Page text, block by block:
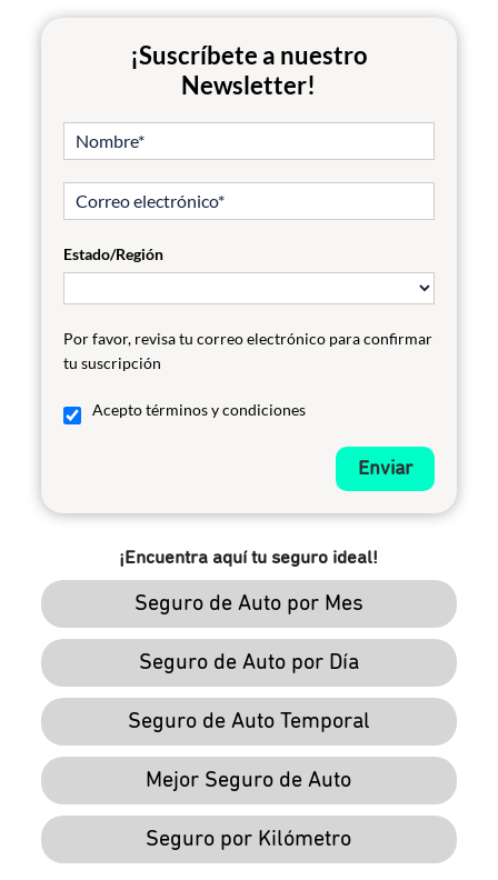
¡Suscríbete a nuestro
Newsletter!
Estado/Región
Por favor, revisa tu correo electrónico para confirmar
tu suscripción
Acepto términos y condiciones
Enviar
¡Encuentra aquí tu seguro ideal!
Seguro de Auto por Mes
Seguro de Auto por Día
Seguro de Auto Temporal
Mejor Seguro de Auto
Seguro por Kilómetro